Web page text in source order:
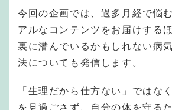
今回の企画では、過多月経で悩
アルなコンテンツをお届けする
裏に潜んでいるかもしれない病
法についても発信します。
「生理だから仕方ない」ではな
を見過ごさず、自分の体を守る